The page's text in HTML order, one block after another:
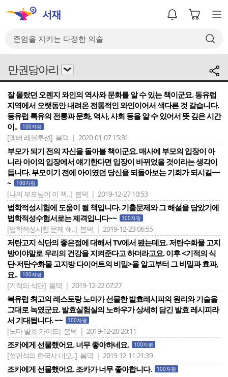
만권당아리
잘 몰랐던 오렌지 와인의 역사와 문화를 알 수 있는 책이군요. 동유럽
지역에서 오랫동안 내려온 전통적인 와인이어서 색다른 것 같습니다.
동유럽 특유의 전통과 문화, 역사, 사회 등을 알 수 있어서 뜻 깊은 시간
이..
100자평
[앰버 레볼루션] 봄덕 | 2020-01-07 15:31
부모가 되기 전의 자신을 돌아볼 책이군요. 매사에 부모의 입장이 아
니라 아이의 입장에서 얘기한다면 입장이 바뀌었을 것이라는 생각이
듭니다. 부모이기 전에 아이였던 당신을 되돌아보는 기회가 되시길~~
~
100자평
[나의 부모님이 이 책..] 봄덕 | 2019-12-27 10:53
법학적성시험에 도움이 될 책입니다. 기출문제와 그 해설을 담았기에
법학적성수험서로는 제격입니다~~
100자평
[법학적성시험 문제 해..] 봄덕 | 2019-12-23 06:55
저탄고지 식단의 좋은점에 대해서 TV에서 봤는데요. 저탄수화물 고지
방이야말로 우리의 건강을 지켜준다고 하더라고요. 이후 <기적의 식
단-저탄수화물 고지방 다이어트의 비밀>을 알고부터 그 비밀과 효과,
요..
100자평
[기적의 식단] 봄덕 | 2019-12-22 07:27
북유럽 최고의 레스토랑 노마가 선물한 발효레시피의 원리와 기술을
그대로 녹였군요. 발효실험실의 노하우가 상세히 담긴 발효 레시피라
서 기대됩니다. ~~
100자평
[노마 발효 가이드] 봄덕 | 2019-12-20 20:11
조카에게 선물했어요. 너무 좋아하네요. 100자평
[설민석의 한국사 대모..] 봄덕 | 2019-12-11 21:39
조카에게 선물했어요. 조카가 너무 좋아합니다. 100자평